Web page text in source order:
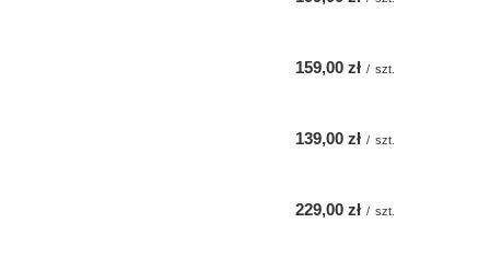
159,00 zł / szt.
139,00 zł / szt.
229,00 zł / szt.